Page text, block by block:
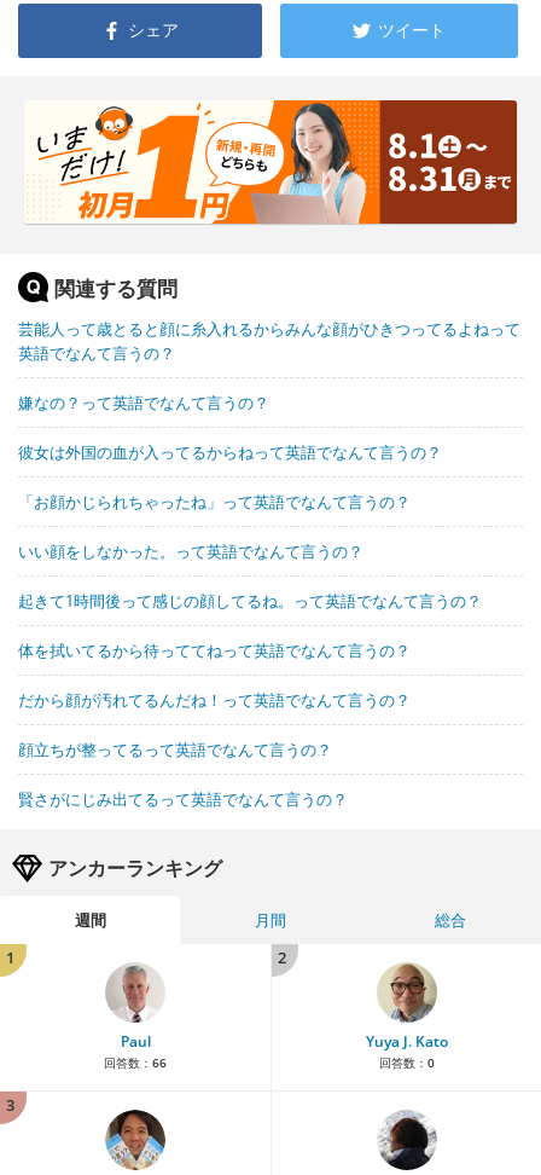
シェア ツイート
関連する質問
芸能人って歳とると顔に糸入れるからみんな顔がひきつってるよねって
英語でなんて言うの？
嫌なの？って英語でなんて言うの？
彼女は外国の血が入ってるからねって英語でなんて言うの？
「お顔かじられちゃったね」って英語でなんて言うの？
いい顔をしなかった。って英語でなんて言うの？
起きて1時間後って感じの顔してるね。って英語でなんて言うの？
体を拭いてるから待っててねって英語でなんて言うの？
だから顔が汚れてるんだね！って英語でなんて言うの？
顔立ちが整ってるって英語でなんて言うの？
賢さがにじみ出てるって英語でなんて言うの？
アンカーランキング
週間 月間
総合
1
Paul
回答数： 66
2
Yuya J. Kato
回答数： 0
3